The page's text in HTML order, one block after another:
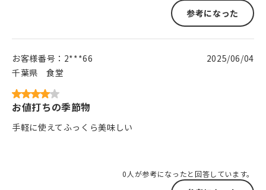
参考になった
お客様番号： 2***66
千葉県
食堂
2025/06/04
お値打ちの季節物
手軽に使えてふっくら美味しい
0人が参考になったと回答しています。